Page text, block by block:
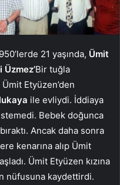
21 yaşında, Ümit
Üzmez’Bir tuğla
Etyüzen’den
ile evliydi. İddiaya
Bebek doğunca
Ancak daha sonra
kenarına alıp Ümit
Ümit Etyüzen kızına
nüfusuna kaydettirdi.